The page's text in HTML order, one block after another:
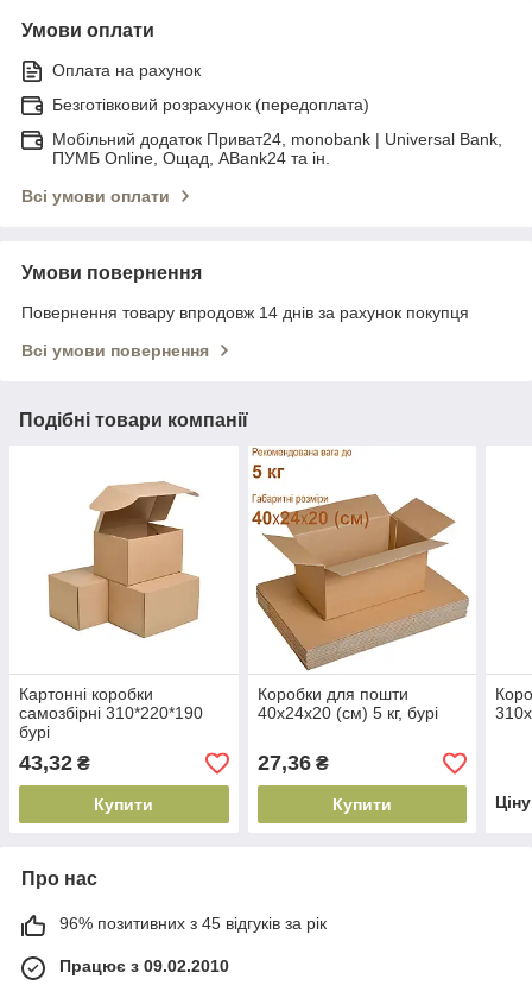
Умови оплати
Оплата на рахунок
Безготівковий розрахунок (передоплата)
Мобільний додаток Приват24, monobank | Universal Bank,
ПУМБ Online, Ощад, ABank24 та ін.
Всі умови оплати
Умови повернення
Повернення товару впродовж 14 днів за рахунок покупця
Всі умови повернення
Подібні товари компанії
Картонні коробки
самозбірні 310*220*190
бурі
43,32 ₴
Купити
Коробки для пошти
40х24х20 (см) 5 кг, бурі
27,36₴
Купити
Про нас
96% позитивних з 45 відгуків за рік
Працює з 09.02.2010